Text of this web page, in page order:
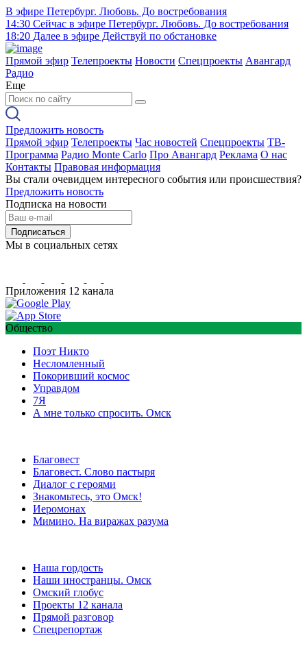
В эфире Петербург. Любовь. До востребования
14:30 Сейчас в эфире Петербург. Любовь. До востребования
18:20 Далее в эфире Действуй по обстановке
Прямой эфир Телепроекты Новости Спецпроекты Авангард
Радио
Еще
Предложить новость
Прямой эфир Телепроекты Час новостей Спецпроекты ТВ-
Программа Радио Monte Carlo Про Авангард Реклама О нас
Контакты Правовая информация
Вы стали очевидцем интересного события или происшествия?
Предложить новость
Подписка на новости
Подписаться
Мы в социальных сетях
Приложения 12 канала
Общество
Поэт Никто
Несломленный
Покоривший космос
Управдом
7Я
А мне только спросить. Омск
Благовест
Благовест. Слово пастыря
Диалог с героями
Знакомьтесь, это Омск!
Иеромонах
Мимино. На виражах разума
Наша гордость
Наши иностранцы. Омск
Омский глобус
Проекты 12 канала
Прямой разговор
Спецрепортаж